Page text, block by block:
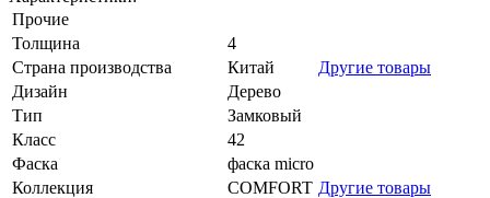
Прочие
Толщина
4
Страна производства
Китай
Другие товары
Дизайн
Дерево
Тип
Замковый
Класс
42
Фаска
фаска micro
Коллекция
COMFORT Другие товары